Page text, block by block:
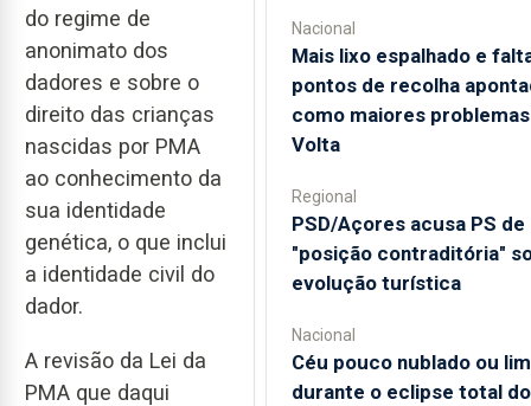
do regime de
anonimato dos
dadores e sobre o
direito das crianças
nascidas por PMA
ao conhecimento da
sua identidade
genética, o que inclui
a identidade civil do
dador.
A revisão da Lei da
PMA que daqui
Nacional
Mais lixo espalhado e
pontos de recolha
como maiores
Volta
Regional
PSD/Açores acusa PS de
"posição contraditória"
evolução turística
Nacional
Céu pouco nublado ou
durante o eclipse total